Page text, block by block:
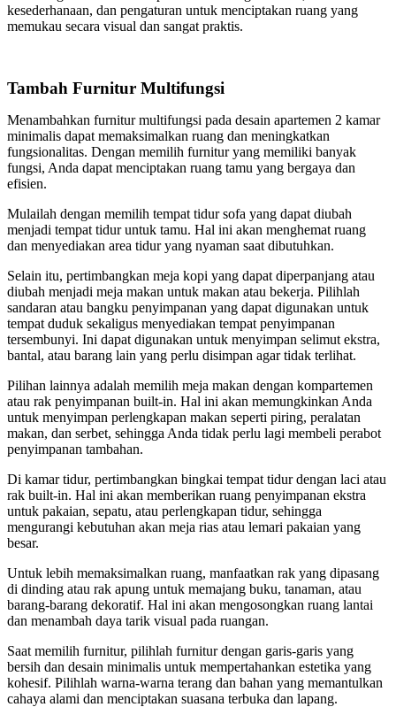
kesederhanaan, dan pengaturan untuk menciptakan ruang yang
memukau secara visual dan sangat praktis.
Tambah Furnitur Multifungsi
Menambahkan furnitur multifungsi pada desain apartemen 2 kamar
minimalis dapat memaksimalkan ruang dan meningkatkan
fungsionalitas. Dengan memilih furnitur yang memiliki banyak
fungsi, Anda dapat menciptakan ruang tamu yang bergaya dan
efisien.
Mulailah dengan memilih tempat tidur sofa yang dapat diubah
menjadi tempat tidur untuk tamu. Hal ini akan menghemat ruang
dan menyediakan area tidur yang nyaman saat dibutuhkan.
Selain itu, pertimbangkan meja kopi yang dapat diperpanjang atau
diubah menjadi meja makan untuk makan atau bekerja. Pilihlah
sandaran atau bangku penyimpanan yang dapat digunakan untuk
tempat duduk sekaligus menyediakan tempat penyimpanan
tersembunyi. Ini dapat digunakan untuk menyimpan selimut ekstra,
bantal, atau barang lain yang perlu disimpan agar tidak terlihat.
Pilihan lainnya adalah memilih meja makan dengan kompartemen
atau rak penyimpanan built-in. Hal ini akan memungkinkan Anda
untuk menyimpan perlengkapan makan seperti piring, peralatan
makan, dan serbet, sehingga Anda tidak perlu lagi membeli perabot
penyimpanan tambahan.
Di kamar tidur, pertimbangkan bingkai tempat tidur dengan laci atau
rak built-in. Hal ini akan memberikan ruang penyimpanan ekstra
untuk pakaian, sepatu, atau perlengkapan tidur, sehingga
mengurangi kebutuhan akan meja rias atau lemari pakaian yang
besar.
Untuk lebih memaksimalkan ruang, manfaatkan rak yang dipasang
di dinding atau rak apung untuk memajang buku, tanaman, atau
barang-barang dekoratif. Hal ini akan mengosongkan ruang lantai
dan menambah daya tarik visual pada ruangan.
Saat memilih furnitur, pilihlah furnitur dengan garis-garis yang
bersih dan desain minimalis untuk mempertahankan estetika yang
kohesif. Pilihlah warna-warna terang dan bahan yang memantulkan
cahaya alami dan menciptakan suasana terbuka dan lapang.